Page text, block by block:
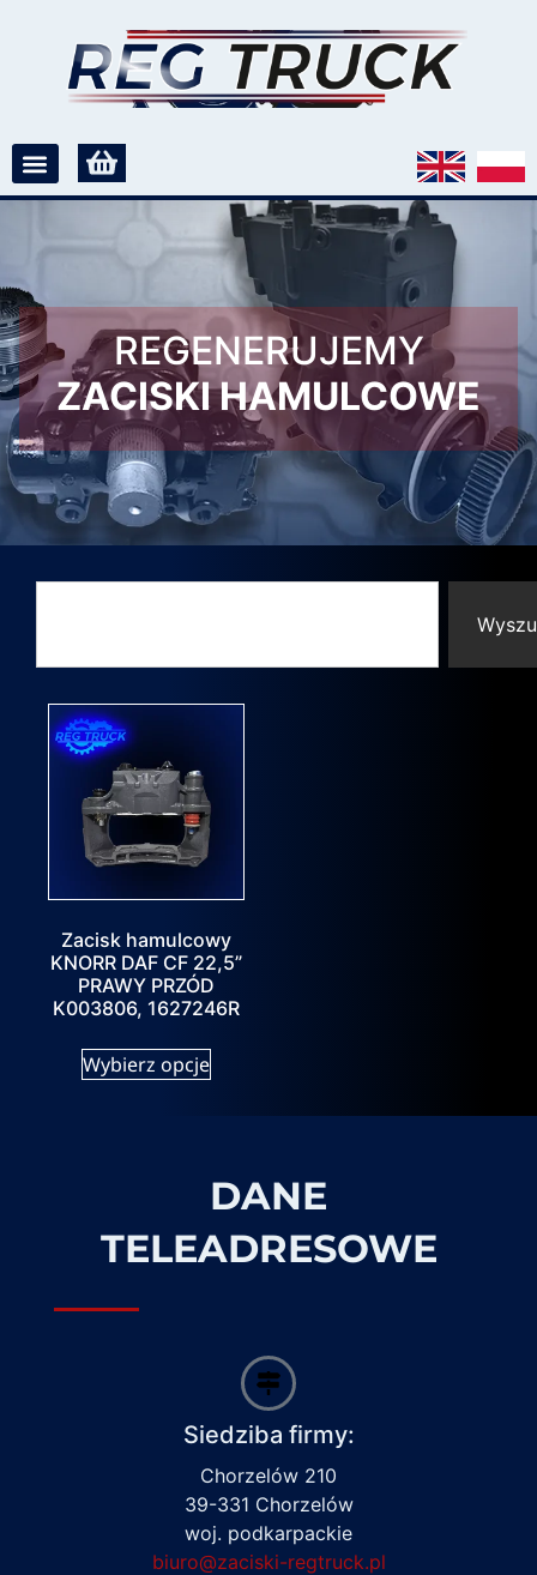
REGENERUJEMY
ZACISKI HAMULCOWE
Zacisk hamulcowy
KNORR DAF CF 22,5”
PRAWY PRZÓD
K003806, 1627246R
Wybierz opcje
DANE
TELEADRESOWE
Siedziba firmy:
Chorzelów 210
39-331 Chorzelów
woj. podkarpackie
biuro@zaciski-regtruck.pl